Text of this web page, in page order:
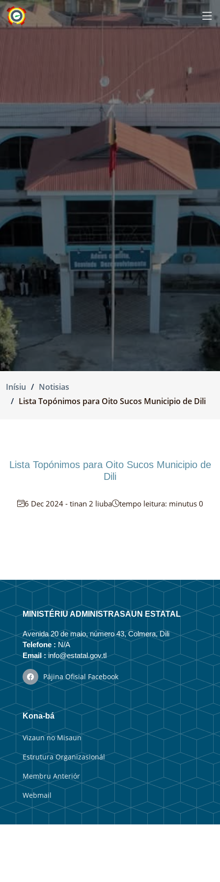
Inísiu
Notisias
Lista Topónimos para Oito Sucos Municipio de Dili
Lista Topónimos para Oito Sucos Municipio de
Dili
6 Dec 2024 - tinan 2 liuba tempo leitura: minutus 0
MINISTÉRIU ADMINISTRASAUN ESTATAL
Avenida 20 de maio, número 43, Colmera, Dili
Telefone : N/A
Email :info@estatal.gov.tl
Pájina Ofisial Facebook
Kona-bá
Vizaun no Misaun
Estrutura Organizasionál
Membru Anteriór
Webmail